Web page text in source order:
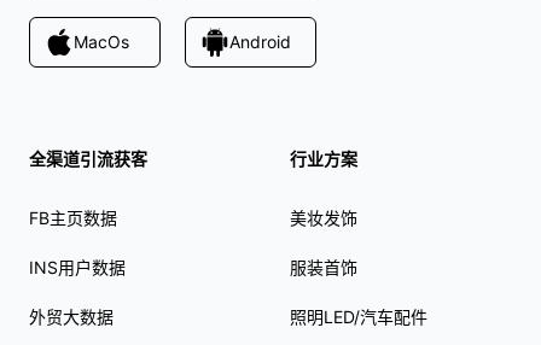
MacOs Android
全渠道引流获客
FB主页数据
INS用户数据
外贸大数据
行业方案
美妆发饰
服装首饰
照明LED/汽车配件